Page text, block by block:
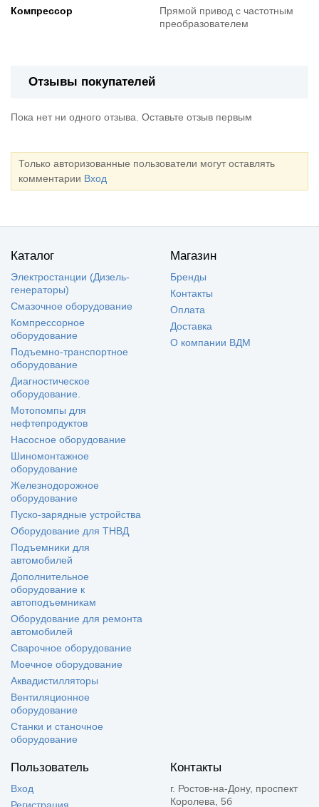
Компрессор
Прямой привод с частотным
преобразователем
Отзывы покупателей
Пока нет ни одного отзыва. Оставьте отзыв первым
Только авторизованные пользователи могут оставлять
комментарии Вход
Каталог
Электростанции (Дизель-
генераторы)
Смазочное оборудование
Компрессорное
оборудование
Подъемно-транспортное
оборудование
Диагностическое
оборудование.
Мотопомпы для
нефтепродуктов
Насосное оборудование
Шиномонтажное
оборудование
Железнодорожное
оборудование
Пуско-зарядные устройства
Оборудование для ТНВД
Подъемники для
автомобилей
Дополнительное
оборудование к
автоподъемникам
Оборудование для ремонта
автомобилей
Сварочное оборудование
Моечное оборудование
Аквадистилляторы
Вентиляционное
оборудование
Станки и станочное
оборудование
Магазин
Бренды
Контакты
Оплата
Доставка
О компании ВДМ
Пользователь
Вход
Регистрация
Контакты
г. Ростов-на-Дону, проспект
Королева, 5б